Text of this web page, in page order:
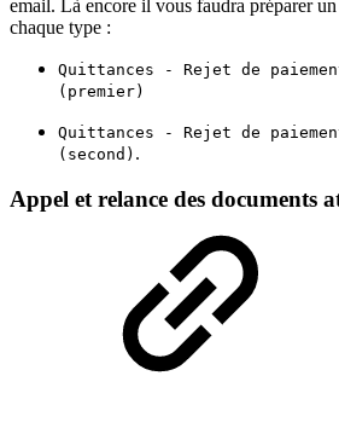
email. Là encore il vous faudra préparer
chaque type :
Quittances - Rejet de
(premier)
Quittances - Rejet de
(second) .
Appel et relance des documents